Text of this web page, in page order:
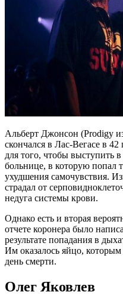
Альберт Джонсон (Prodigy
скончался в Лас-Вегасе в
для того, чтобы выступить
больнице, в которую попал
ухудшения самочувствия.
страдал от
недуга системы крови.
Однако есть и вторая
отчете коронера было
результате попадания в
Им оказалось яйцо, которым
день смерти.
Олег Яковлев